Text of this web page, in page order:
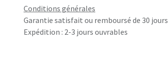
Conditions générales
Garantie satisfait ou remboursé de 30 jours
Expédition : 2-3 jours ouvrables